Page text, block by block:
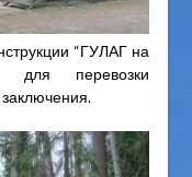
“ГУЛАГ на
для перевозки